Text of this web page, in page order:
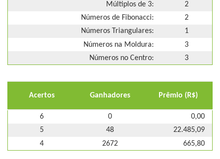
Múltiplos de 3:
2
Números de Fibonacci:
2
Números Triangulares:
1
Números na Moldura:
3
Números no Centro:
3
Acertos Ganhadores Prêmio (R$)
6 0
0,00
5
48
22.485,09
4
2672 665,80